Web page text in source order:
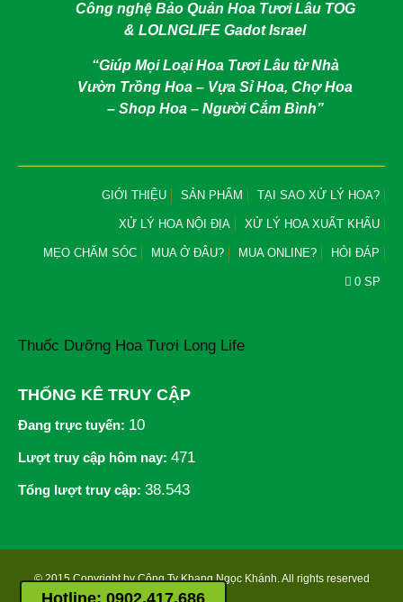
Hotline:0902.417.686
Công nghệ Bảo Quản Hoa Tươi Lâu TOG
& LOLNGLIFE Gadot Israel
“Giúp Mọi Loại Hoa Tươi Lâu từ Nhà
Vườn Trồng Hoa – Vựa Sỉ Hoa, Chợ Hoa
– Shop Hoa – Người Cắm Bình”
GIỚI THIỆU SẢN PHẨM TẠI SAO XỬ LÝ HOA?
XỬ LÝ HOA NỘI ĐỊA XỬ LÝ HOA XUẤT KHẨU
MẸO CHĂM SÓC MUA Ở ĐÂU? MUA ONLINE? HỎI ĐÁP
0 SP
Thuốc Dưỡng Hoa Tươi Long Life
THỐNG KÊ TRUY CẬP
Đang trực tuyến: 10
Lượt truy cập hôm nay: 471
Tổng lượt truy cập: 38.543
© 2015 Copyright by Công Ty Khang Ngọc Khánh. All rights reserved